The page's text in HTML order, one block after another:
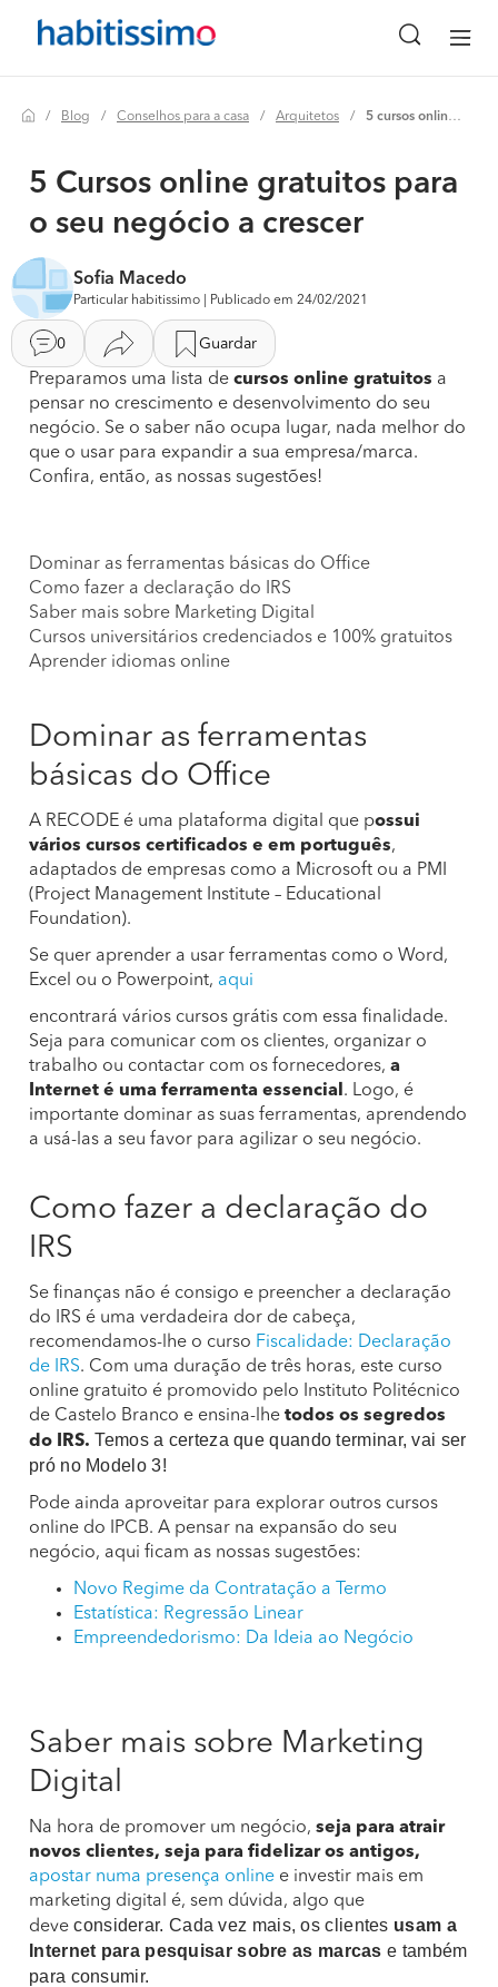
Blog Conselhos para a casa Arquitetos 5 cursos online gratuitos para o seu negócio a crescer
5 Cursos online gratuitos para
o seu negócio a crescer
Sofia Macedo
Particular habitissimo | Publicado em 24/02/2021
0 Guardar
Preparamos uma lista de cursos online gratuitos a
pensar no crescimento e desenvolvimento do seu
negócio. Se o saber não ocupa lugar, nada melhor do
que o usar para expandir a sua empresa/marca.
Confira, então, as nossas sugestões!
Dominar as ferramentas básicas do Office
Como fazer a declaração do IRS
Saber mais sobre Marketing Digital
Cursos universitários credenciados e 100% gratuitos
Aprender idiomas online
Dominar as ferramentas
básicas do Office
A RECODE é uma plataforma digital que possui
vários cursos certificados e em português,
adaptados de empresas como a Microsoft ou a PMI
(Project Management Institute – Educational
Foundation).
Se quer aprender a usar ferramentas como o Word,
Excel ou o Powerpoint, aqui
encontrará vários cursos grátis com essa finalidade.
Seja para comunicar com os clientes, organizar o
trabalho ou contactar com os fornecedores, a
Internet é uma ferramenta essencial . Logo, é
importante dominar as suas ferramentas, aprendendo
a usá-las a seu favor para agilizar o seu negócio.
Como fazer a declaração do
IRS
Se finanças não é consigo e preencher a declaração
do IRS é uma verdadeira dor de cabeça,
recomendamos-lhe o curso Fiscalidade: Declaração
de IRS. Com uma duração de três horas, este curso
online gratuito é promovido pelo Instituto Politécnico
de Castelo Branco e ensina-lhe todos os segredos
do IRS. Temos a certeza que quando terminar, vai ser
pró no Modelo 3!
Pode ainda aproveitar para explorar outros cursos
online do IPCB. A pensar na expansão do seu
negócio, aqui ficam as nossas sugestões:
Novo Regime da Contratação a Termo
Estatística: Regressão Linear
Empreendedorismo: Da Ideia ao Negócio
Saber mais sobre Marketing
Digital
Na hora de promover um negócio, seja para atrair
novos clientes, seja para fidelizar os antigos,
apostar numa presença online e investir mais em
marketing digital é, sem dúvida, algo que
deve considerar. Cada vez mais, os clientes usam a
Internet para pesquisar sobre as marcas e também
para consumir.